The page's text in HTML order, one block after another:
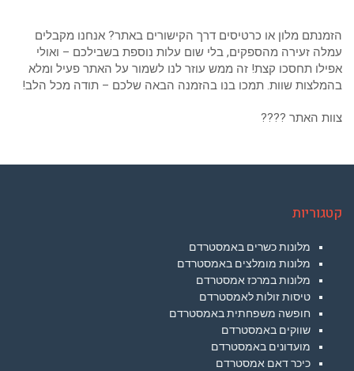
הזמנתם מלון או כרטיסים דרך הקישורים באתר? אנחנו מקבלים
עמלה זעירה מהספקים, בלי שום עלות נוספת בשבילכם – ואולי
אפילו תחסכו קצת! זה ממש עוזר לנו לשמור על האתר פעיל ומלא
בהמלצות שוות. תמכו בנו בהזמנה הבאה שלכם – תודה מכל הלב!
צוות האתר ????
קטגוריות
מלונות כשרים באמסטרדם
מלונות מומלצים באמסטרדם
מלונות במרכז אמסטרדם
טיסות זולות לאמסטרדם
חופשה משפחתית באמסטרדם
שווקים באמסטרדם
מועדונים באמסטרדם
כיכר דאם אמסטרדם